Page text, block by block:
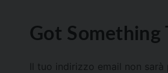
Got Something
Il tuo indirizzo email non sarà